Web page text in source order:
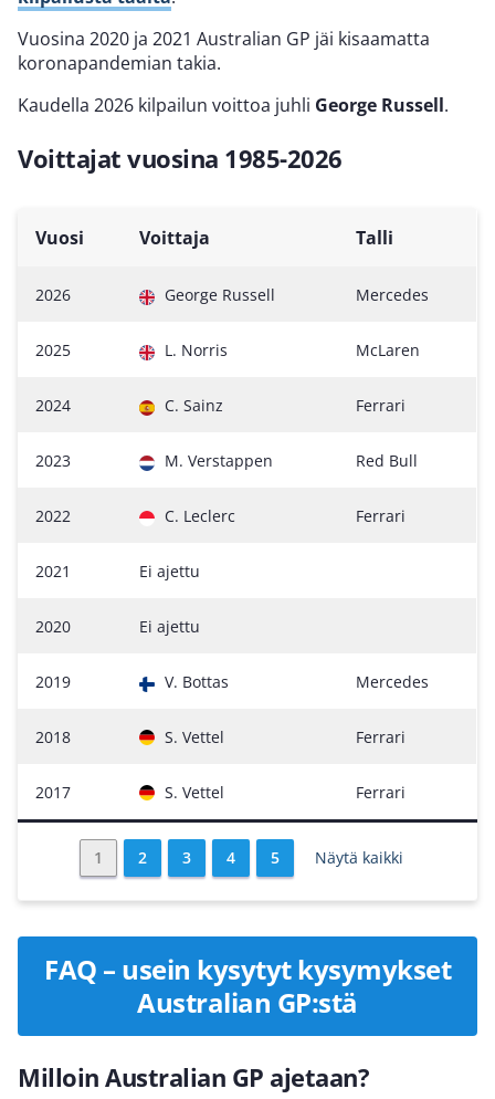
Vuosina 2020 ja 2021 Australian GP jäi kisaamatta
koronapandemian takia.
Kaudella 2026 kilpailun voittoa juhli George Russell.
Voittajat vuosina 1985-2026
Vuosi Voittaja Talli
2026 George Russell Mercedes
2025 L. Norris McLaren
2024 C. Sainz Ferrari
2023 M. Verstappen Red Bull
2022 C. Leclerc Ferrari
2021 Ei ajettu
2020 Ei ajettu
2019 V. Bottas Mercedes
2018 S. Vettel Ferrari
2017 S. Vettel Ferrari
1 2 3 4 5 Näytä kaikki
FAQ – usein kysytyt kysymykset
Australian GP:stä
Milloin Australian GP ajetaan?